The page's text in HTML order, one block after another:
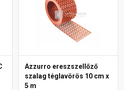
Azzurro ereszszellőző
szalag téglavörös 10 cm x
5 m